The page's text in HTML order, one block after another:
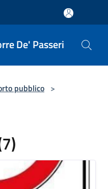
De' Passeri
pubblico >